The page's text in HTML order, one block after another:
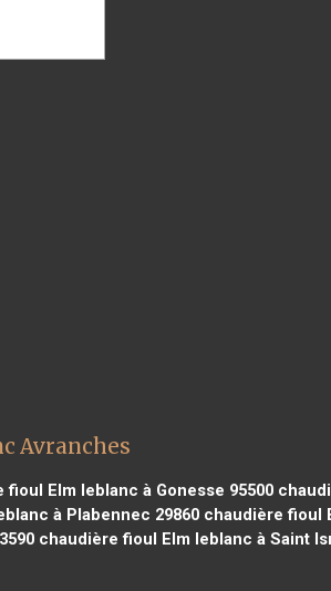
Avranches
fioul Elm leblanc à Gonesse 95500
à Plabennec 29860chaudière fioul
chaudière fioul Elm leblanc à Saint